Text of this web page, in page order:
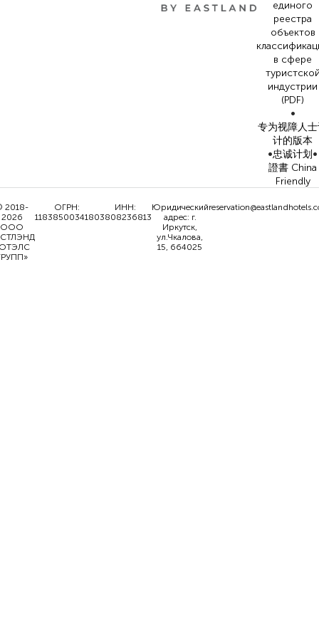
единого
реестра
объектов
в сфере
индустрии
(PDF)
•
专为视障人
计的版本
•忠诚计划•
證書 China
Friendly
2018-
2026
ООО
ОГРН:
1183850034180
ИНН:
3808236813
Юридический
адрес: г.
Иркутск,
ул.Чкалова,
15, 664025